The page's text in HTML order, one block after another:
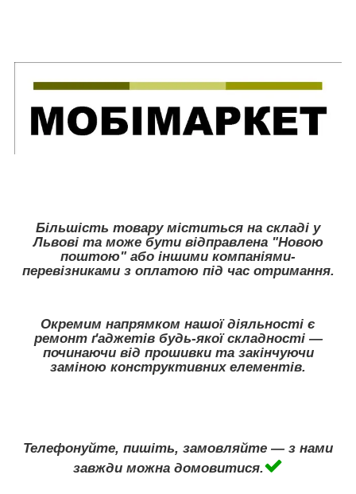
Більшість товару міститься на складі у
Львові та може бути відправлена "Новою
поштою" або іншими компаніями-
перевізниками з оплатою під час отримання.
Окремим напрямком нашої діяльності є
ремонт ґаджетів будь-якої складності —
починаючи від прошивки та закінчуючи
заміною конструктивних елементів.
Телефонуйте, пишіть, замовляйте — з нами
завжди можна домовитися.